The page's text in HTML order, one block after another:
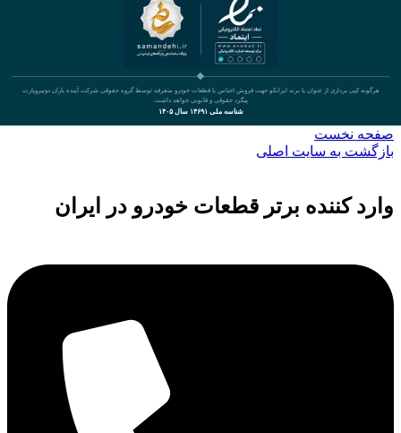
هرگونه کپی برداری از عنوان یا برند ایرانکو جهت فروش اجناس یا قطعات خودرو متفرقه توسط گروه حقوقی شرکت آینده یاران دونیروپارت
پیگرد حقوقی و قانونی خواهد داشت.
شناسه ملی ۱۴۶۹۱ سال ۱۴۰۵
صفحه نخست
بازگشت به سایت اصلی
وارد کننده برتر قطعات خودرو در ایران